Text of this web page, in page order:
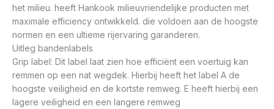
het milieu. heeft Hankook milieuvriendelijke producten met
maximale efficiency ontwikkeld. die voldoen aan de hoogste
normen en een ultieme rijervaring garanderen.
Uitleg bandenlabels
Grip label: Dit label laat zien hoe efficiënt een voertuig kan
remmen op een nat wegdek. Hierbij heeft het label A de
hoogste veiligheid en de kortste remweg. E heeft hierbij een
lagere veiligheid en een langere remweg